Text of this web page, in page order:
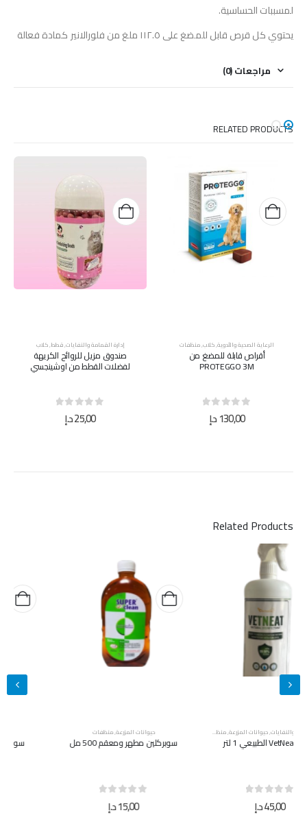
لمسببات الحساسية.
يحتوي كل قرص قابل للمضغ على ١١٢.٥ ملغ من فلورالانير كمادة فعالة
مراجعات (0)
RELATED PRODUCTS
الرعاية الصحية والأدوية,كلاب,منظفات
أقراص قابلة للمضغ من
PROTEGGO 3M
0
out of 5
130,00د.إ
إدارة القمامة والنفايات,قطط,كلاب
صندوق مزيل للروائح الكريهة
لفضلات القطط من اوشينجسي
out of 5
25,00د.إ
Related Products
حيوانات المزرعة,منظفات
سوبركلين مطهر ومعقم 500 مل
حيوانات المزرعة
سوبركلين مطهر ومعقم 5 لتر